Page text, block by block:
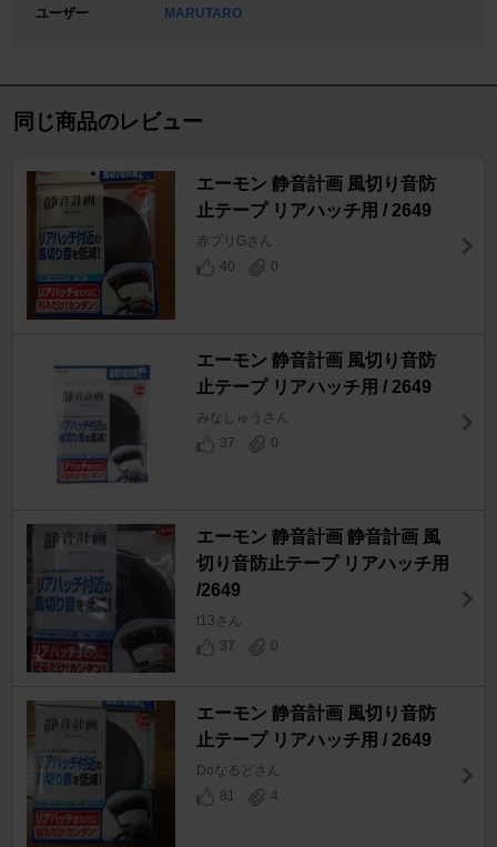
ユーザー
MARUTARO
同じ商品のレビュー
エーモン 静音計画 風切り音防
止テープ リアハッチ用 / 2649
赤プリGさん
40
0
エーモン 静音計画 風切り音防
止テープ リアハッチ用 / 2649
みなしゅうさん
37
0
エーモン 静音計画 静音計画 風
切り音防止テープ リアハッチ用
/2649
t13さん
37
0
エーモン 静音計画 風切り音防
止テープ リアハッチ用 / 2649
Doなるどさん
81
4